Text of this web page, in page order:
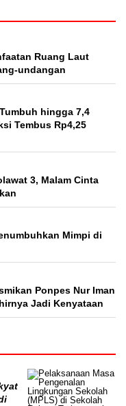
Ruang Laut
undangan
hingga 7,4
Tembus Rp4,25
3, Malam Cinta
Mimpi di
Ponpes Nur Iman
Jadi Kenyataan